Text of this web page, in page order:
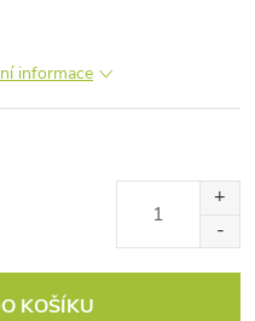
informace
KOŠÍKU